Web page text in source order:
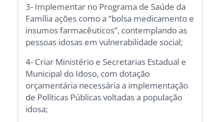
3- Implementar no Programa de Saúde da
Família ações como a “bolsa medicamento e
insumos farmacêuticos”, contemplando as
pessoas idosas em vulnerabilidade social;
4- Criar Ministério e Secretarias Estadual e
Municipal do Idoso, com dotação
orçamentária necessária a implementação
de Políticas Públicas voltadas a população
idosa;